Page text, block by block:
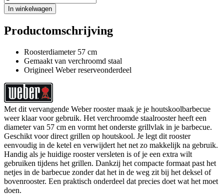
In winkelwagen
Productomschrijving
Roosterdiameter 57 cm
Gemaakt van verchroomd staal
Origineel Weber reserveonderdeel
Met dit vervangende Weber rooster maak je je houtskoolbarbecue
weer klaar voor gebruik. Het verchroomde staalrooster heeft een
diameter van 57 cm en vormt het onderste grillvlak in je barbecue.
Geschikt voor direct grillen op houtskool. Je legt dit rooster
eenvoudig in de ketel en verwijdert het net zo makkelijk na gebruik.
Handig als je huidige rooster versleten is of je een extra wilt
gebruiken tijdens het grillen. Dankzij het compacte formaat past het
netjes in de barbecue zonder dat het in de weg zit bij het deksel of
bovenrooster. Een praktisch onderdeel dat precies doet wat het moet
doen.